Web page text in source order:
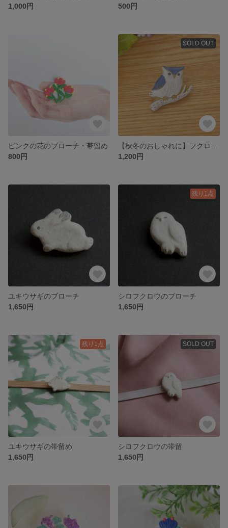
1,000円
500円
ピンクの花のブローチ・帯留め
800円
SOLD OUT
1,200円
ユキウサギのブローチ
1,650円
残り1点
シロフクロウのブローチ
1,650円
残り1点
ユキウサギの帯留め
1,650円
SOLD OUT
シロフクロウの帯留
1,650円